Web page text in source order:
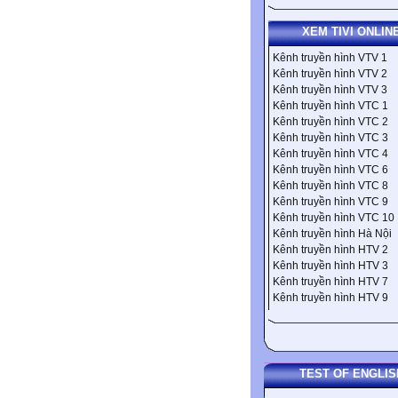
XEM TIVI
Kênh truyền hình VTV 1
Kênh truyền hình VTV 2
Kênh truyền hình VTV 3
Kênh truyền hình VTC 1
Kênh truyền hình VTC 2
Kênh truyền hình VTC 3
Kênh truyền hình VTC 4
Kênh truyền hình VTC 6
Kênh truyền hình VTC 8
Kênh truyền hình VTC 9
Kênh truyền hình VTC 10
Kênh truyền hình Hà Nội
Kênh truyền hình HTV 2
Kênh truyền hình HTV 3
Kênh truyền hình HTV 7
Kênh truyền hình HTV 9
TEST OF